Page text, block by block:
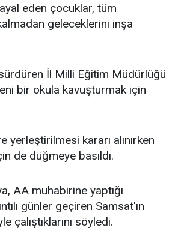
eden çocuklar, tüm
geleceklerini inşa
İl Milli Eğitim Müdürlüğü
bir okula kavuşturmak için
kararı alınırken
de düğmeye basıldı.
AA muhabirine yaptığı
günler geçiren Samsat'ın
çalıştıklarını söyledi.